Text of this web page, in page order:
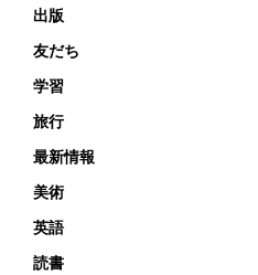
出版
友だち
学習
旅行
最新情報
美術
英語
読書